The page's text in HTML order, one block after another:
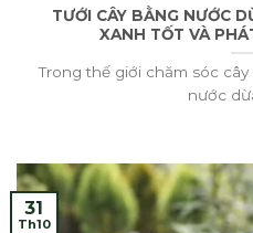
TƯỚI CÂY BẰNG NƯỚC
XANH TỐT VÀ
Trong thế giới chăm sóc
nước
31
Th10